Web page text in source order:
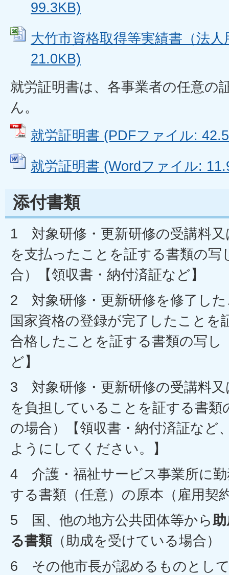
99.3KB)
大竹市資格取得等実績書（法
21.0KB)
就労証明書は、各事業者の任意の
ん。
就労証明書 (PDFファイル:
就労証明書 (Wordファイル:
添付書類
1 対象研修・更新研修の受講料又
を支払ったことを証する書類の写
合）【領収書・納付済証など】
2 対象研修・更新研修を修了し
国家資格の登録が完了したことを
合格したことを証する書類の写し
ど】
3 対象研修・更新研修の受講料又
を負担していることを証する書類
の場合）【領収書・納付済証など
ようにしてください。】
4 介護・福祉サービス事業所に
する書類（任意）の原本（雇用契
5 国、他の地方公共団体等から
る書類（助成を受けている場合）
6 その他市長が認めるものとし